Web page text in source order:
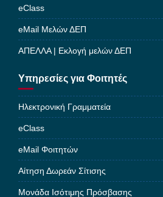
eClass
eMail Μελών ΔΕΠ
ΑΠΕΛΛΑ | Εκλογή μελών ΔΕΠ
Υπηρεσίες για Φοιτητές
Ηλεκτρονική Γραμματεία
eClass
eMail Φοιτητών
Αίτηση Δωρεάν Σίτισης
Μονάδα Ισότιμης Πρόσβασης